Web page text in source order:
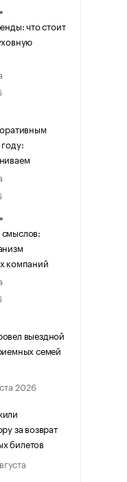
что стоит
компаний
выездной
семей
2026
за возврат
билетов